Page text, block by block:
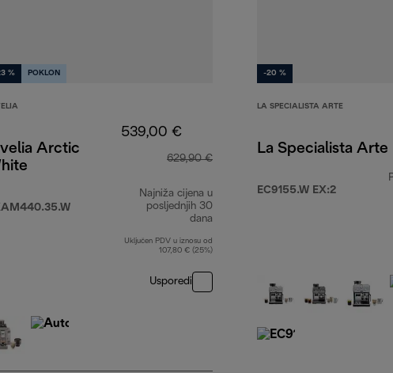
% POKLON
Arctic
539,00 €
629,90 €
Najniža cijena u
posljednjih 30
dana
Uključen PDV u iznosu od
107,80 € (25%)
Usporedi
-20 %
LA SPECIALISTA ARTE
La Specialista Arte
EC9155.W EX:2